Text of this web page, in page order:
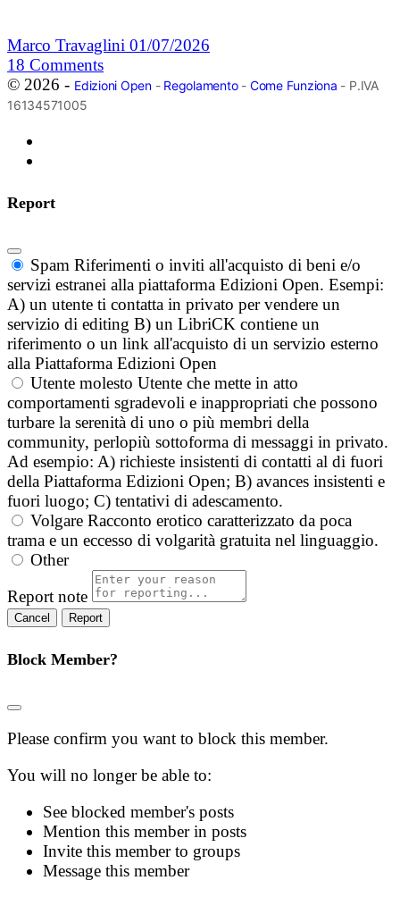
Marco Travaglini 01/07/2026
18 Comments
© 2026 - Edizioni Open- Regolamento- Come Funziona - P.IVA
16134571005
Report
Spam Riferimenti o inviti all'acquisto di beni e/o
servizi estranei alla piattaforma Edizioni Open. Esempi:
A) un utente ti contatta in privato per vendere un
servizio di editing B) un LibriCK contiene un
riferimento o un link all'acquisto di un servizio esterno
alla Piattaforma Edizioni Open
Utente molesto Utente che mette in atto
comportamenti sgradevoli e inappropriati che possono
turbare la serenità di uno o più membri della
community, perlopiù sottoforma di messaggi in privato.
Ad esempio: A) richieste insistenti di contatti al di fuori
della Piattaforma Edizioni Open; B) avances insistenti e
fuori luogo; C) tentativi di adescamento.
Volgare Racconto erotico caratterizzato da poca
trama e un eccesso di volgarità gratuita nel linguaggio.
Other
Report note
Report
Block Member?
Please confirm you want to block this member.
You will no longer be able to:
See blocked member's posts
Mention this member in posts
Invite this member to groups
Message this member